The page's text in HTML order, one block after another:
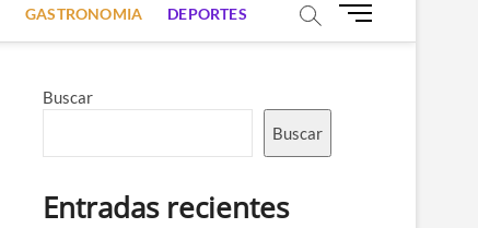
GASTRONOMIA DEPORTES
B
Buscar
Buscar
Entradas recientes